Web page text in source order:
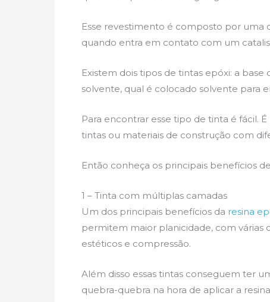
Esse revestimento é composto por
quando entra em contato com um
Existem dois tipos de tintas epóxi: a
solvente, qual é colocado solvente para
Para encontrar esse tipo de tinta é fácil.
tintas ou materiais de construção com
Então conheça os principais benefícios
1 – Tinta com múltiplas camadas
Um dos principais benefícios da resina
permitem maior planicidade, com várias
estéticos e compressão.
Além disso essas tintas conseguem ter
quebra-quebra na hora de aplicar a